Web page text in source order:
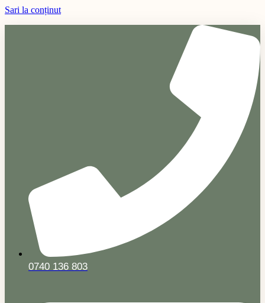
Sari la conținut
0740 136 803